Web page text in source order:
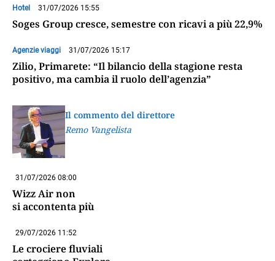
Hotel 31/07/2026 15:55
Soges Group cresce, semestre con ricavi a più 22,9%
Agenzie viaggi 31/07/2026 15:17
Zilio, Primarete: “Il bilancio della stagione resta
positivo, ma cambia il ruolo dell’agenzia”
Il commento del direttore
Remo Vangelista
31/07/2026 08:00
Wizz Air non
si accontenta più
29/07/2026 11:52
Le crociere fluviali